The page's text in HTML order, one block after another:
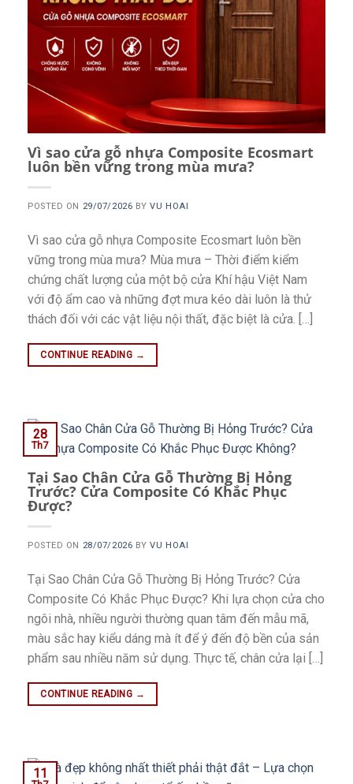
Vì sao cửa gỗ nhựa Composite Ecosmart
luôn bền vững trong mùa mưa?
POSTED ON 29/07/2026 BYVU HOAI
Vì sao cửa gỗ nhựa Composite Ecosmart luôn bền
vững trong mùa mưa? Mùa mưa – Thời điểm kiểm
chứng chất lượng của một bộ cửa Khí hậu Việt Nam
với độ ẩm cao và những đợt mưa kéo dài luôn là thử
thách đối với các vật liệu nội thất, đặc biệt là cửa. […]
CONTINUE READING →
Tại Sao Chân Cửa Gỗ Thường Bị Hỏng
Trước? Cửa Composite Có Khắc Phục
Được?
POSTED ON 28/07/2026 BYVU HOAI
28
Th7
Tại Sao Chân Cửa Gỗ Thường Bị Hỏng Trước? Cửa
Composite Có Khắc Phục Được? Khi lựa chọn cửa cho
ngôi nhà, nhiều người thường quan tâm đến mẫu mã,
màu sắc hay kiểu dáng mà ít để ý đến độ bền của sản
phẩm sau nhiều năm sử dụng. Thực tế, chân cửa lại […]
CONTINUE READING →
11